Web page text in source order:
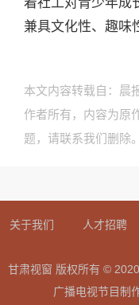
兼具文化性、趣味
本文内容转载自：晨
作者所有，内容为原
题，请联系我们删除。
关于我们 人才招聘
甘肃视窗 版权所有 ©
广播电视节目制